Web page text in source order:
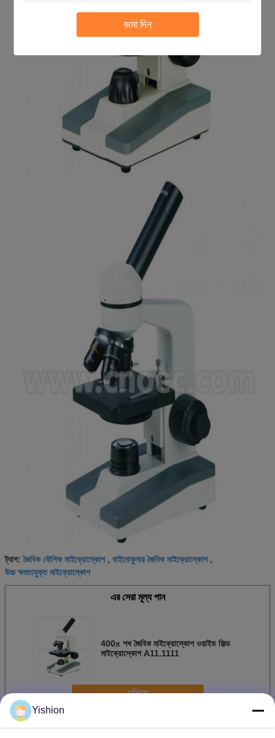
জমা দিন
ট্যাগ:জৈবিক যৌগিক মাইক্রোস্কোপ, বাইনোকুলার জৈবিক মাইক্রোস্কোপ,
উচ্চ ক্ষমতাযুক্ত মাইক্রোস্কোপ
এর সেরা মূল্য পান
400x শখ জৈবিক মাইক্রোস্কোপ ওয়াইড ফিল্ড
মাইক্রোস্কোপ A11.1111
চালিয়ে
অধিকজৈবিক মাইক্রোস্কোপ
Yishion